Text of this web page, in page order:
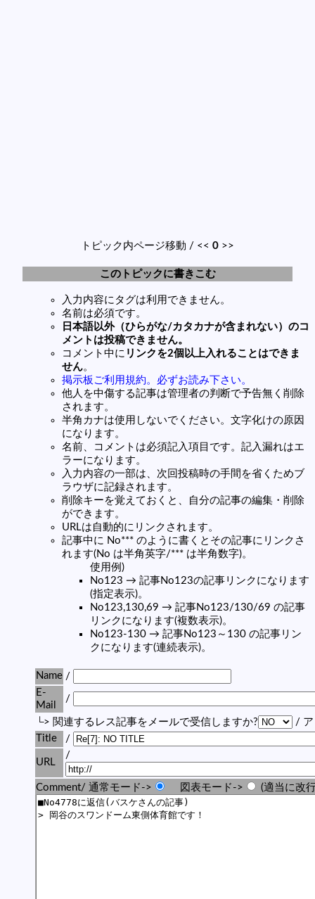
トピック内ページ移動 / << 0 >>
このトピックに書きこむ
入力内容にタグは利用できません。
名前は必須です。
日本語以外（ひらがな/カタカナが含まれない）のコ
メントは投稿できません。
コメント中に リンクを2個以上入れることはできま
せん。
掲示板ご利用規約。必ずお読み下さい。
他人を中傷する記事は管理者の判断で予告無く削除
されます。
半角カナは使用しないでください。文字化けの原因
になります。
名前、コメントは必須記入項目です。記入漏れはエ
ラーになります。
入力内容の一部は、次回投稿時の手間を省くためブ
ラウザに記録されます。
削除キーを覚えておくと、自分の記事の編集・削除
ができます。
URLは自動的にリンクされます。
記事中に No*** のように書くとその記事にリンクさ
れます(No は半角英字/*** は半角数字)。
使用例)
No123 → 記事No123の記事リンクになります
(指定表示)。
No123,130,69 → 記事No123/130/69 の記事
リンクになります(複数表示)。
No123-130 → 記事No123～130 の記事リン
クになります(連続表示)。
Name /
E-
Mail
/
└> 関連するレス記事をメールで受信しますか?
/ ア
Title
/
URL
/
Comment/ 通常モード-> 図表モード-> (適当に改